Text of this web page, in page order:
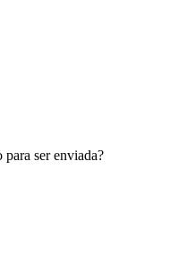
ser enviada?